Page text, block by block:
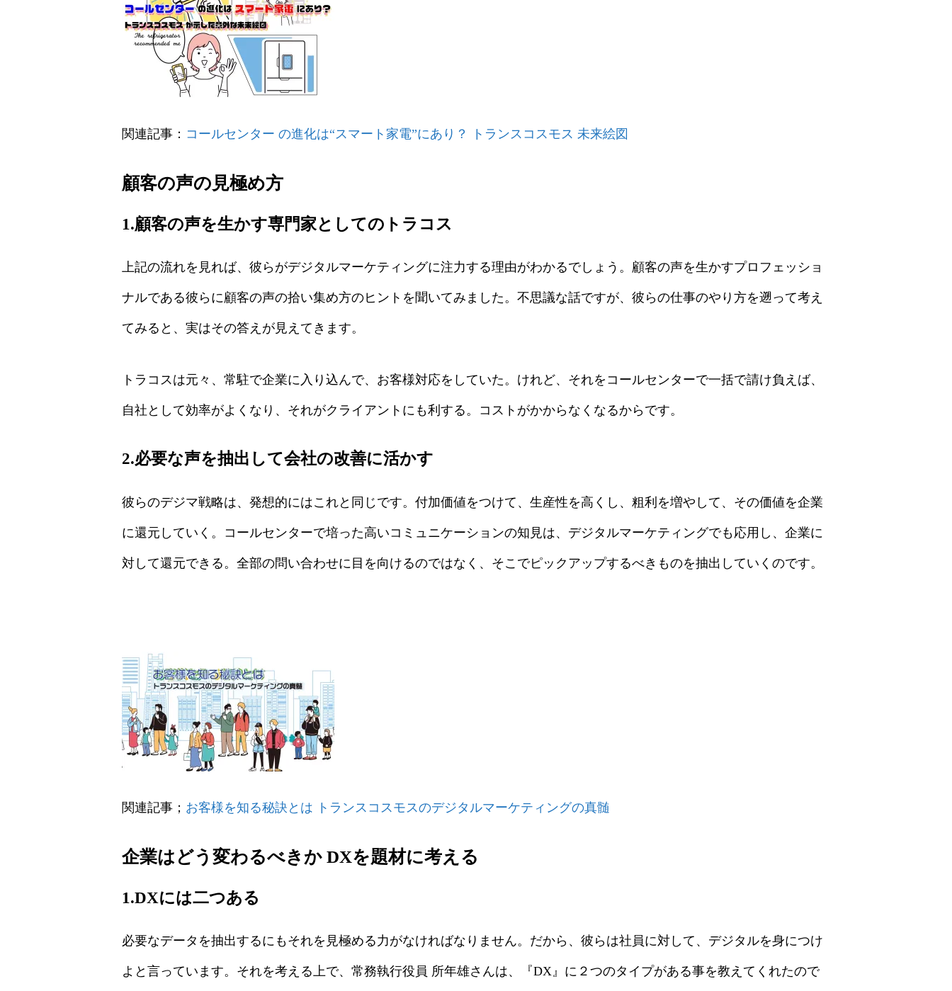
関連記事： コールセンター の進化は“スマート家電”にあり？ トランスコスモス 未来絵図
顧客の声の見極め方
1.顧客の声を生かす専門家としてのトラコス
上記の流れを見れば、彼らがデジタルマーケティングに注力する理由がわかるでしょう。顧客の声を生かすプロフェッショ
ナルである彼らに顧客の声の拾い集め方のヒントを聞いてみました。不思議な話ですが、彼らの仕事のやり方を遡って考え
てみると、実はその答えが見えてきます。
トラコスは元々、常駐で企業に入り込んで、お客様対応をしていた。けれど、それをコールセンターで一括で請け負えば、
自社として効率がよくなり、それがクライアントにも利する。コストがかからなくなるからです。
2.必要な声を抽出して会社の改善に活かす
彼らのデジマ戦略は、発想的にはこれと同じです。付加価値をつけて、生産性を高くし、粗利を増やして、その価値を企業
に還元していく。コールセンターで培った高いコミュニケーションの知見は、デジタルマーケティングでも応用し、企業に
対して還元できる。全部の問い合わせに目を向けるのではなく、そこでピックアップするべきものを抽出していくのです。
関連記事； お客様を知る秘訣とは トランスコスモスのデジタルマーケティングの真髄
企業はどう変わるべきか DXを題材に考える
1.DXには二つある
必要なデータを抽出するにもそれを見極める力がなければなりません。だから、彼らは社員に対して、デジタルを身につけ
よと言っています。それを考える上で、常務執行役員 所年雄さんは、『DX』に２つのタイプがある事を教えてくれたので